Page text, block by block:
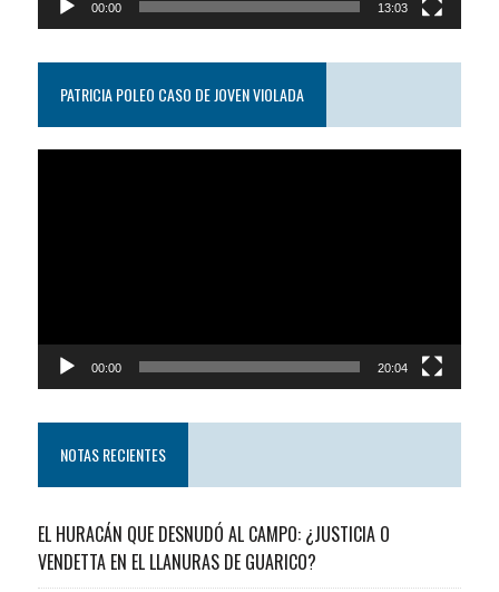
00:00 13:03
PATRICIA POLEO CASO DE JOVEN VIOLADA
00:00 20:04
NOTAS RECIENTES
EL HURACÁN QUE DESNUDÓ AL CAMPO: ¿JUSTICIA O
VENDETTA EN EL LLANURAS DE GUARICO?